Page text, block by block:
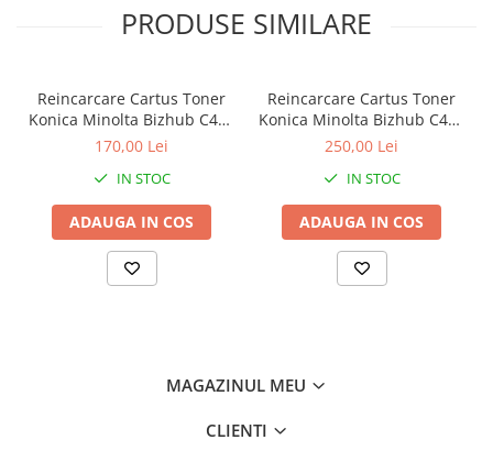
PRODUSE SIMILARE
Reincarcare Cartus Toner
Konica Minolta Bizhub C458
Black
170,00 Lei
IN STOC
ADAUGA IN COS
Reincarcare Cartus Toner
Konica Minolta Bizhub C458
Cyan
250,00 Lei
IN STOC
ADAUGA IN COS
MAGAZINUL MEU
CLIENTI